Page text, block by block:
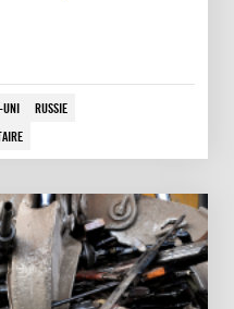
UNI
RUSSIE